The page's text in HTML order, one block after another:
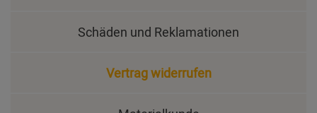
Schäden und Reklamationen
Vertrag widerrufen